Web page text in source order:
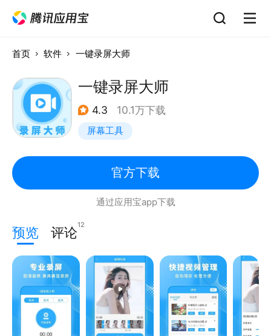
首页 软件 一键录屏大师
一键录屏大师
4.3 10.1万下载
屏幕工具
官方下载
通过应用宝app下载
预览 评论12